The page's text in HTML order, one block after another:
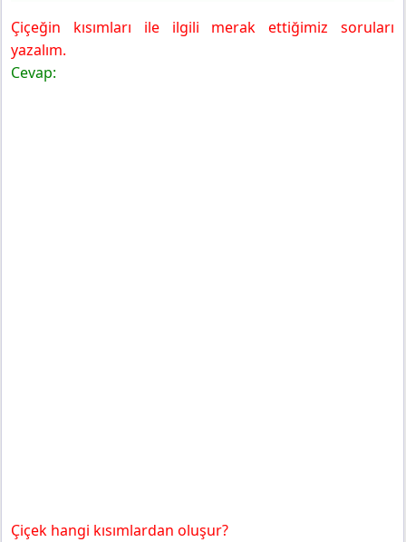
Çiçeğin kısımları ile ilgili merak ettiğimiz soruları
yazalım.
Cevap:
Çiçek hangi kısımlardan oluşur?